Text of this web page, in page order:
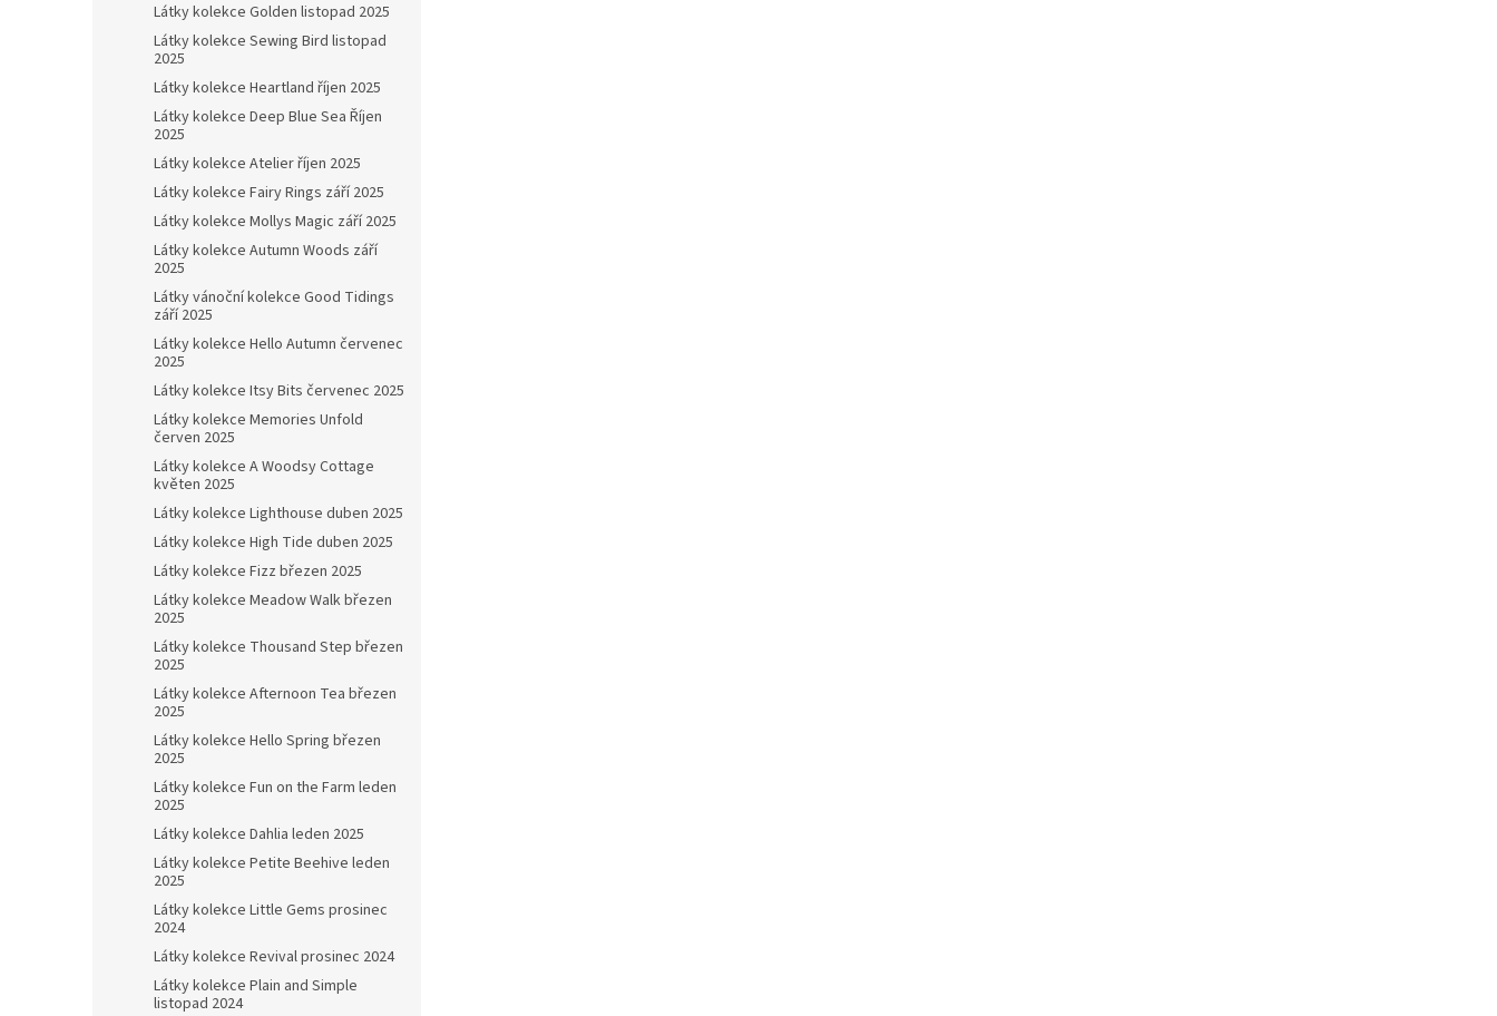
Látky kolekce Golden listopad 2025
Látky kolekce Sewing Bird listopad
2025
Látky kolekce Heartland říjen 2025
Látky kolekce Deep Blue Sea Říjen
2025
Látky kolekce Atelier říjen 2025
Látky kolekce Fairy Rings září 2025
Látky kolekce Mollys Magic září 2025
Látky kolekce Autumn Woods září
2025
Látky vánoční kolekce Good Tidings
září 2025
Látky kolekce Hello Autumn červenec
2025
Látky kolekce Itsy Bits červenec 2025
Látky kolekce Memories Unfold
červen 2025
Látky kolekce A Woodsy Cottage
květen 2025
Látky kolekce Lighthouse duben 2025
Látky kolekce High Tide duben 2025
Látky kolekce Fizz březen 2025
Látky kolekce Meadow Walk březen
2025
Látky kolekce Thousand Step březen
2025
Látky kolekce Afternoon Tea březen
2025
Látky kolekce Hello Spring březen
2025
Látky kolekce Fun on the Farm leden
2025
Látky kolekce Dahlia leden 2025
Látky kolekce Petite Beehive leden
2025
Látky kolekce Little Gems prosinec
2024
Látky kolekce Revival prosinec 2024
Látky kolekce Plain and Simple
listopad 2024